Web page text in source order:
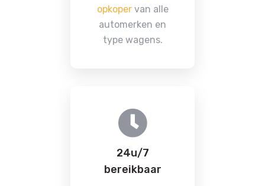
opkopervan alle
automerken en
type wagens.
24u/7
bereikbaar